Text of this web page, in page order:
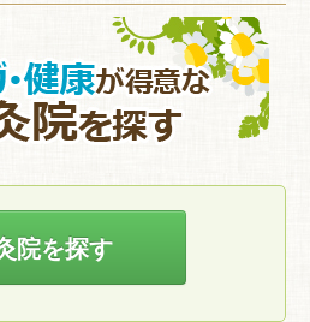
院を探す